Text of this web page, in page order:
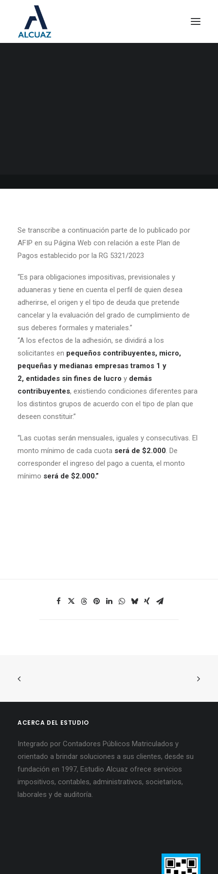
Se transcribe a continuación parte de lo publicado por
AFIP en su Página Web con relación a este Plan de
Pagos establecido por la RG 5321/2023
“Es para obligaciones impositivas, previsionales y
aduaneras y tiene en cuenta el perfil de quien desea
adherirse, el origen y el tipo de deuda que pretende
cancelar y la evaluación del grado de cumplimiento de
sus deberes formales y materiales.”
“A los efectos de la adhesión, se dividirá a los
solicitantes en pequeños contribuyentes, micro,
pequeñas y medianas empresas tramos 1 y
2, entidades sin fines de lucro y demás
contribuyentes, existiendo condiciones diferentes para
los distintos grupos de acuerdo con el tipo de plan que
deseen constituir.”
“Las cuotas serán mensuales, iguales y consecutivas. El
monto mínimo de cada cuota será de $2.000. De
corresponder el ingreso del pago a cuenta, el monto
mínimo será de $2.000.”
ACERCA DEL ESTUDIO
Integrado por Contadores Públicos Matriculados y
orientado a brindar soluciones a sus clientes, desde su
fundación en 1997, Estudio Alcuaz ofrece servicios
impositivos, contables, administrativos, societarios,
laborales y de auditoría.